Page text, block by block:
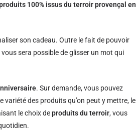
100% issus du terroir provençal en
son cadeau. Outre le fait de pouvoir
sera possible de glisser un mot qui
. Sur demande, vous pouvez
variété des produits qu’on peut y mettre, le
le choix deproduits du terroir, vous